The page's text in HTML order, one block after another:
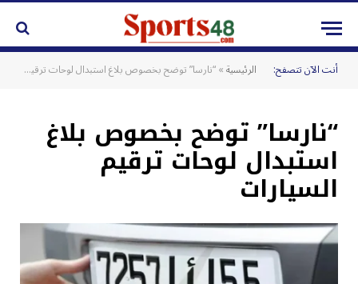
أنت الآن تتصفح: الرئيسية»“نارسا” توضح بخصوص بلاغ استبدال لوحات ترقيم السيارات
“نارسا” توضح بخصوص بلاغ
استبدال لوحات ترقيم
السيارات